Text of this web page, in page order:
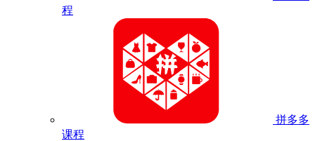
程
拼多多
课程